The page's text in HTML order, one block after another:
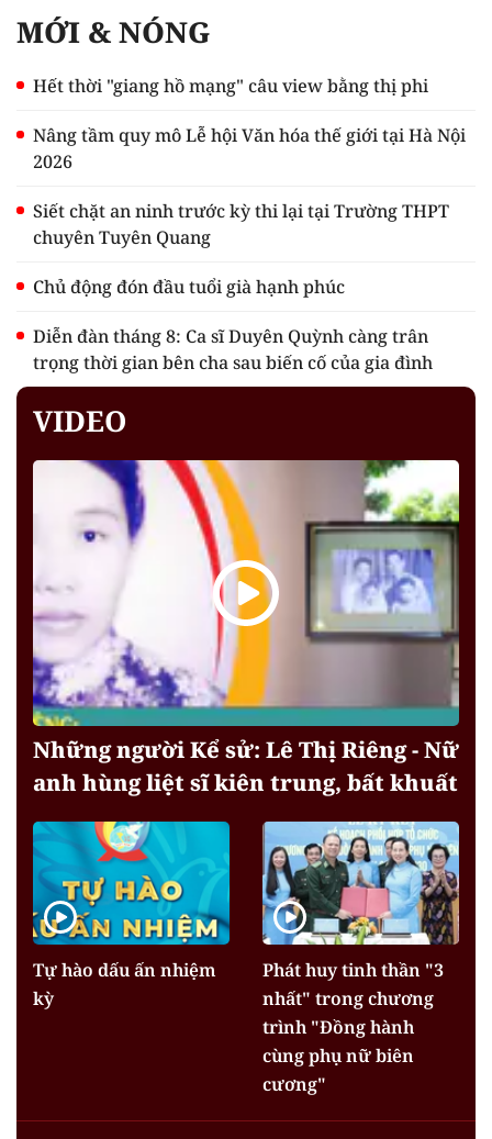
MỚI & NÓNG
Hết thời "giang hồ mạng" câu view bằng thị phi
Nâng tầm quy mô Lễ hội Văn hóa thế giới tại Hà Nội
2026
Siết chặt an ninh trước kỳ thi lại tại Trường THPT
chuyên Tuyên Quang
Chủ động đón đầu tuổi già hạnh phúc
Diễn đàn tháng 8: Ca sĩ Duyên Quỳnh càng trân
trọng thời gian bên cha sau biến cố của gia đình
VIDEO
Những người Kể sử: Lê Thị Riêng - Nữ
anh hùng liệt sĩ kiên trung, bất khuất
Tự hào dấu ấn nhiệm
kỳ
Phát huy tinh thần "3
nhất" trong chương
trình "Đồng hành
cùng phụ nữ biên
cương"